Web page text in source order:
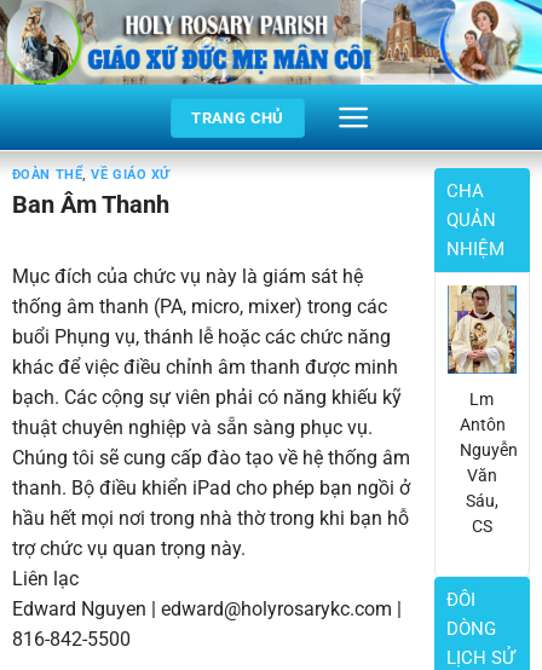
Skip
to
content
TRANG CHỦ
ĐOÀN THỂ,VỀ GIÁO XỨ
Ban Âm Thanh
Mục đích của chức vụ này là giám sát hệ
thống âm thanh (PA, micro, mixer) trong các
buổi Phụng vụ, thánh lễ hoặc các chức năng
khác để việc điều chỉnh âm thanh được minh
bạch. Các cộng sự viên phải có năng khiếu kỹ
thuật chuyên nghiệp và sẵn sàng phục vụ.
Chúng tôi sẽ cung cấp đào tạo về hệ thống âm
thanh. Bộ điều khiển iPad cho phép bạn ngồi ở
hầu hết mọi nơi trong nhà thờ trong khi bạn hỗ
trợ chức vụ quan trọng này.
Liên lạc
Edward Nguyen | edward@holyrosarykc.com |
816-842-5500
CHA
QUẢN
NHIỆM
Lm
Antôn
Nguyễn
Văn
Sáu,
CS
ĐÔI
DÒNG
LỊCH SỬ